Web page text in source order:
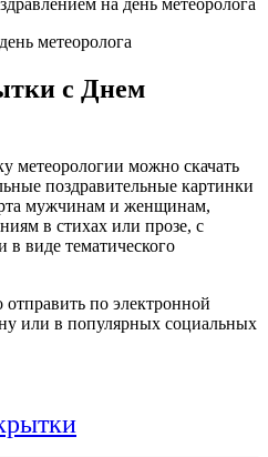
с Днем
метеорологии можно скачать
поздравительные картинки
мужчинам и женщинам,
в стихах или прозе, с
виде тематического
по электронной
или в популярных социальных